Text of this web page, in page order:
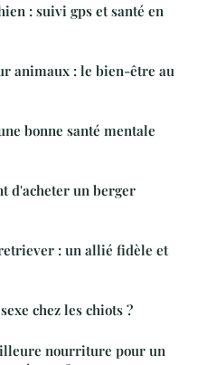
: suivi gps et santé en
animaux : le bien-être au
bonne santé mentale
d'acheter un berger
: un allié fidèle et
chez les chiots ?
nourriture pour un